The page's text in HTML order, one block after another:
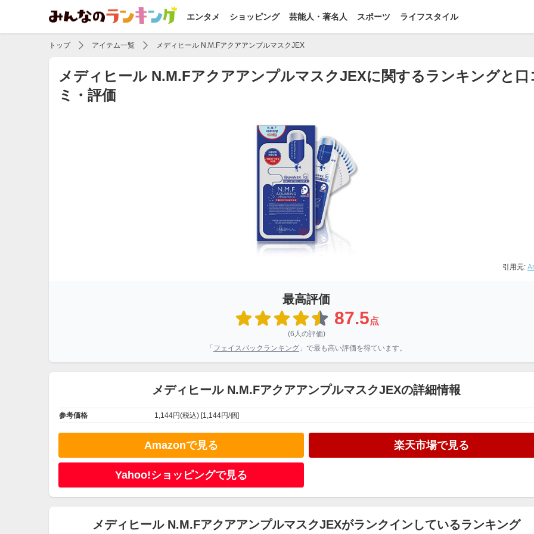
エンタメ ショッピング 芸能人・著名人 スポーツ ライフスタイル
トップ アイテム一覧 メディヒール N.M.FアクアアンプルマスクJEX
メディヒール N.M.FアクアアンプルマスクJEXに関するランキングと口
ミ・評価
引用元:
最高評価
87.5点
(6人の評価)
「 フェイスパックランキング 」で最も高い評価を得ています。
メディヒール N.M.FアクアアンプルマスクJEXの詳細情報
参考価格 1,144円(税込) [1,144円/個]
Amazonで見る 楽天市場で見る
Yahoo!ショッピングで見る
メディヒール N.M.FアクアアンプルマスクJEXがランクインしているランキング